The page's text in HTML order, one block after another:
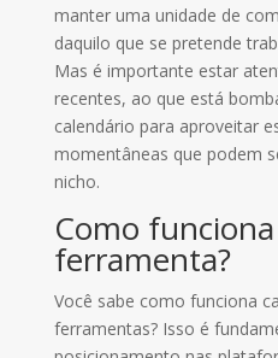
manter uma unidade de
daquilo que se pretende
Mas é importante estar
recentes, ao que está
calendário para aproveitar
momentâneas que podem
nicho.
Como
ferramenta?
Você sabe como funciona
ferramentas? Isso é